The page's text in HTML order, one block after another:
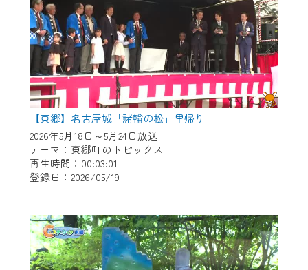
【東郷】名古屋城「諸輪の松」里帰り
2026年5月18日～5月24日放送
テーマ：東郷町のトピックス
再生時間：00:03:01
登録日：2026/05/19